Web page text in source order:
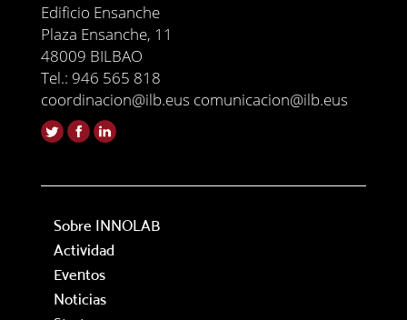
Edificio Ensanche
Plaza Ensanche, 11
48009 BILBAO
Tel.: 946 565 818
coordinacion@ilb.eus comunicacion@ilb.eus
Sobre INNOLAB
Actividad
Eventos
Noticias